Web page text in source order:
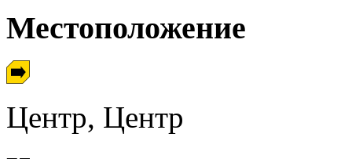
Местоположение
Центр, Центр